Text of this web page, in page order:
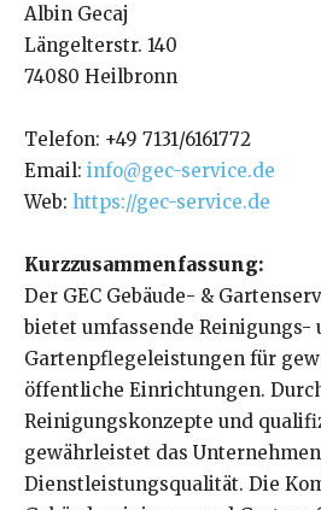
Albin Gecaj
Längelterstr. 140
74080 Heilbronn
Telefon: +49 7131/6161772
Email: info@gec-service.de
Web: https://gec-service.de
Kurzzusammenfassung:
Der GEC Gebäude- &
bietet umfassende Reinigungs-
Gartenpflegeleistungen für
öffentliche Einrichtungen.
Reinigungskonzepte und
gewährleistet das
Dienstleistungsqualität. Die